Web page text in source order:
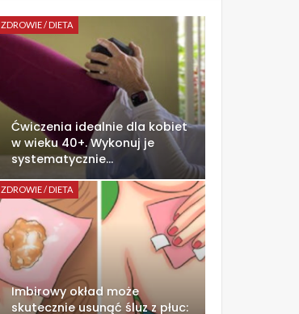
ZDROWIE / DIETA
Ćwiczenia idealnie dla kobiet
w wieku 40+. Wykonuj je
systematycznie…
ZDROWIE / DIETA
Imbirowy okład może
skutecznie usunąć śluz z płuc: